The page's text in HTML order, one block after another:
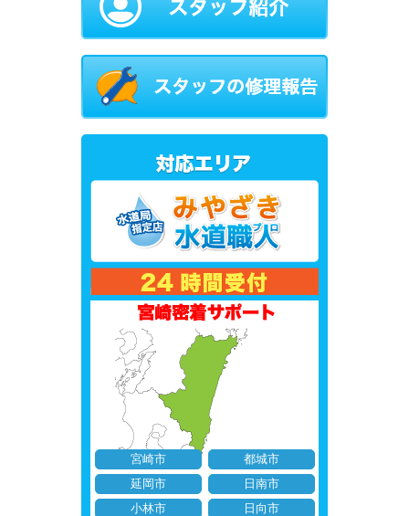
宮崎市
都城市
延岡市
日南市
小林市
日向市